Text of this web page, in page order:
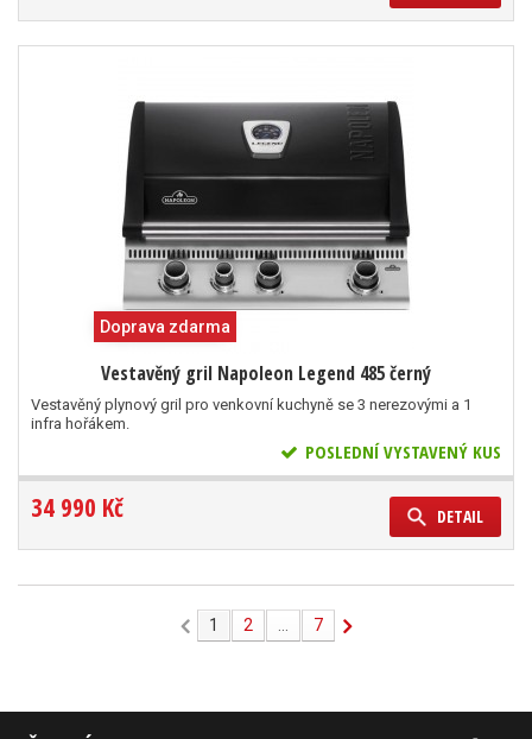
Doprava zdarma
Vestavěný gril Napoleon Legend 485 černý
Vestavěný plynový gril pro venkovní kuchyně se 3 nerezovými a 1
infra hořákem.
POSLEDNÍ VYSTAVENÝ KUS
34 990 Kč DETAIL
1 2 7